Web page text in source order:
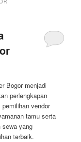
Bogor menjadi
perlengkapan
vendor
tamu serta
sewa yang
terbaik.